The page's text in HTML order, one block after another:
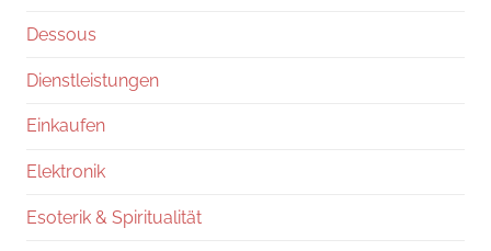
Dessous
Dienstleistungen
Einkaufen
Elektronik
Esoterik & Spiritualität